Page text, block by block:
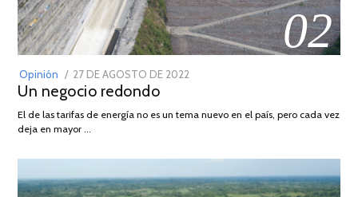
02
Opinión
POSTED
ON
27 DE AGOSTO DE 2022
DE
Un negocio redondo
El de las tarifas de energía no es un tema nuevo en el país, pero cada vez
deja en mayor …